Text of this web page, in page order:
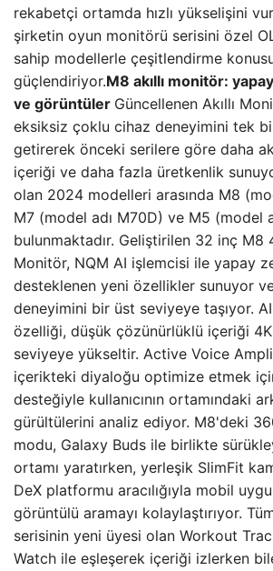
rekabetçi ortamda hızlı yükselişini
şirketin oyun monitörü serisini özel
sahip modellerle çeşitlendirme
güçlendiriyor.M8 akıllı monitör:
ve görüntüler Güncellenen Akıllı
eksiksiz çoklu cihaz deneyimini tek
getirerek önceki serilere göre daha
içeriği ve daha fazla üretkenlik
olan 2024 modelleri arasında M8
M7 (model adı M70D) ve M5 (model
bulunmaktadır. Geliştirilen 32 inç M8
Monitör, NQM AI işlemcisi ile yapay
desteklenen yeni özellikler sunuyor
deneyimini bir üst seviyeye taşıyor.
özelliği, düşük çözünürlüklü içeriği
seviyeye yükseltir. Active Voice
içerikteki diyaloğu optimize etmek
desteğiyle kullanıcının ortamındaki
gürültülerini analiz ediyor. M8'deki
modu, Galaxy Buds ile birlikte
ortamı yaratırken, yerleşik SlimFit
DeX platformu aracılığıyla mobil
görüntülü aramayı kolaylaştırıyor.
serisinin yeni üyesi olan Workout
Watch ile eşleşerek içeriği izlerken